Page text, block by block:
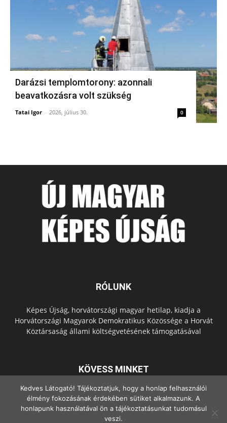
Darázsi templomtorony: azonnali
beavatkozásra volt szükség
Tatai Igor - 2026, július 30. 0
RÓLUNK
Képes Újság, horvátországi magyar hetilap, kiadja a
Horvátországi Magyarok Demokratikus Közössége a Horvát
Köztársaság állami költségvetésének támogatásával
KÖVESS MINKET
Kedves Látogató! Tájékoztatjuk, hogy a honlap felhasználói
élmény fokozásának érdekében sütiket alkalmazunk. A
honlapunk használatával ön a tájékoztatásunkat tudomásul
veszi.